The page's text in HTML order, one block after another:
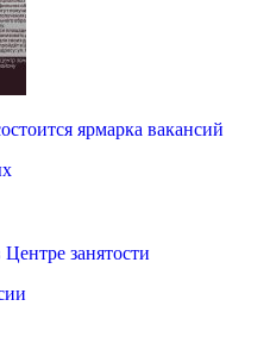
ярмарка вакансий
занятости